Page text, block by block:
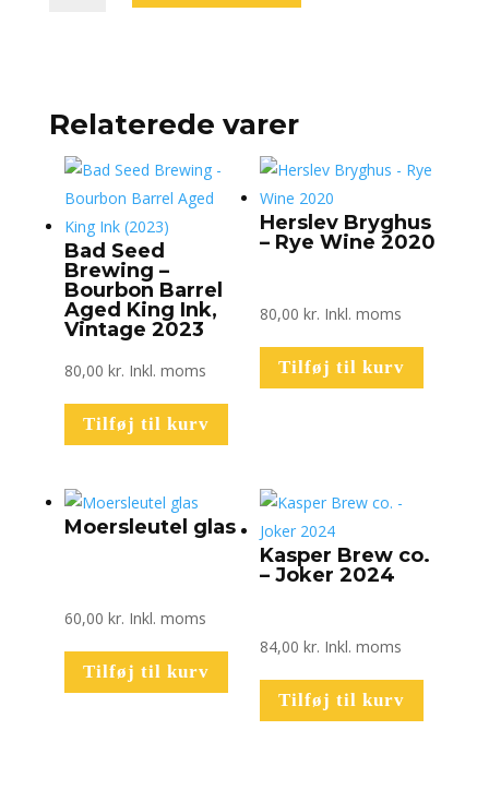
Relaterede varer
Bad Seed
Brewing –
Bourbon Barrel
Aged King Ink,
Vintage 2023
80,00 kr. Inkl. moms
Tilføj til kurv
Herslev Bryghus
– Rye Wine 2020
80,00 kr. Inkl. moms
Tilføj til kurv
Moersleutel glas
60,00 kr. Inkl. moms
Tilføj til kurv
Kasper Brew co.
– Joker 2024
84,00 kr. Inkl. moms
Tilføj til kurv